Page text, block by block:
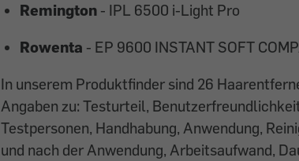
Remington - IPL 6500 i-Light Pro
Rowenta - EP 9600 INSTANT SOFT
In unserem Produktfinder sind 26
Angaben zu: Testurteil,
Testpersonen, Handhabung, Anwendung,
und nach der Anwendung, Arbeitsaufwand,